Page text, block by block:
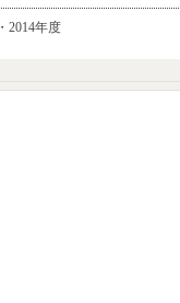
・2014年度